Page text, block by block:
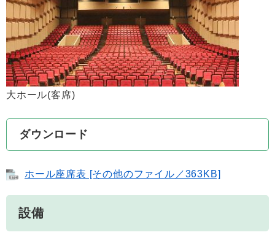
大ホール(客席)
ダウンロード
ホール座席表 [その他のファイル／363KB]
設備